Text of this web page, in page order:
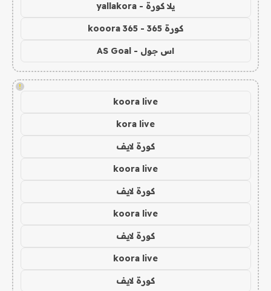
يلا كورة - yallakora
كورة 365 - kooora 365
اس جول - AS Goal
!
koora live
kora live
كورة لايف
koora live
كورة لايف
koora live
كورة لايف
koora live
كورة لايف